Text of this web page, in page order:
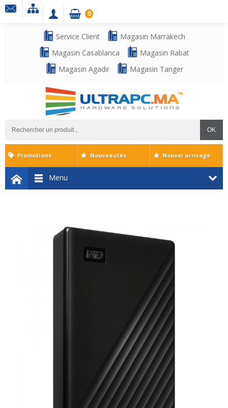
Service Client
Magasin Marrakech
Magasin Casablanca
Magasin Rabat
Magasin Agadir
Magasin Tanger
OK
0
Menu
Promotions Nouveautés Nouvel arrivage